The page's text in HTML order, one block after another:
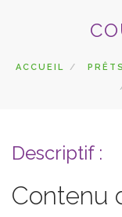
ACTIONS
GÉRER SA
ACCUEIL
Descriptif :
Contenu